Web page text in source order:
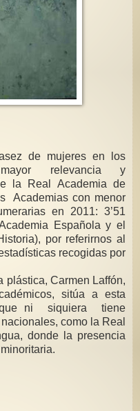
de mujeres en los
relevancia y
la Real Academia de
Academias con menor
en 2011: 3’51
Española y el
por referirnos al
recogidas por
plástica, Carmen Laffón,
sitúa a esta
que ni siquiera tiene
como la Real
donde la presencia